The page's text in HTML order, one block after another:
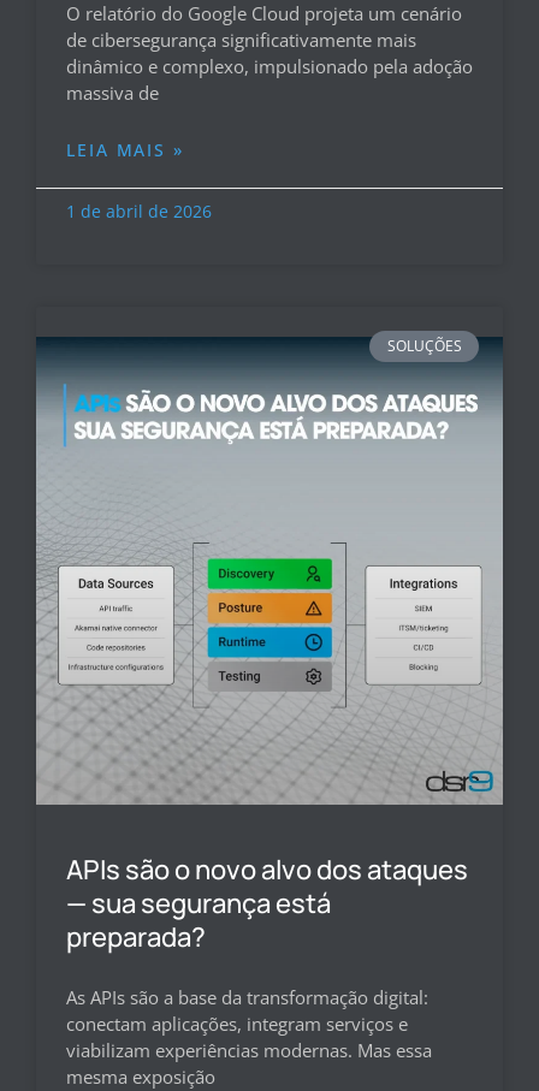
O relatório do Google Cloud projeta um cenário
de cibersegurança significativamente mais
dinâmico e complexo, impulsionado pela adoção
massiva de
LEIA MAIS »
1 de abril de 2026
SOLUÇÕES
APIs são o novo alvo dos ataques
— sua segurança está
preparada?
As APIs são a base da transformação digital:
conectam aplicações, integram serviços e
viabilizam experiências modernas. Mas essa
mesma exposição